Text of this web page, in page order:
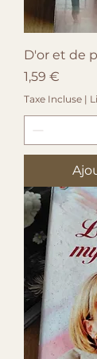
D'or et de
Prix
1,59 €
Taxe Incluse |